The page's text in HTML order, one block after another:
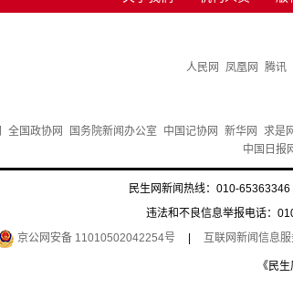
人民网 凤凰网 腾讯
全国政协网 国务院新闻办公室 中国记协网 新华网 求是
中国日报
民生网新闻热线：010-
违法和不良信息举报电话：
京公网安备 11010502042254号
互联网新闻信息
《民